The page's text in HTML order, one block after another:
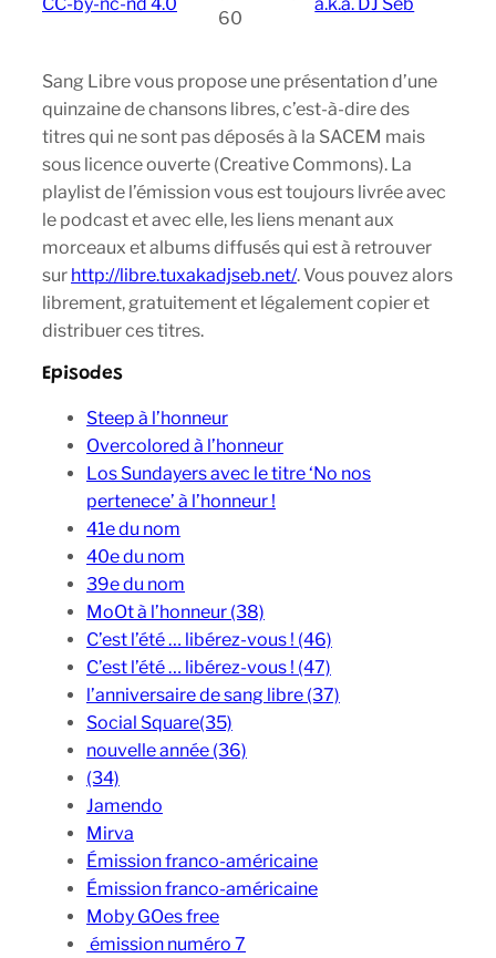
CC-by-nc-nd 4.0
60
a.k.a. DJ Seb
Sang Libre vous propose une présentation d’une
quinzaine de chansons libres, c’est-à-dire des
titres qui ne sont pas déposés à la SACEM mais
sous licence ouverte (Creative Commons). La
playlist de l’émission vous est toujours livrée avec
le podcast et avec elle, les liens menant aux
morceaux et albums diffusés qui est à retrouver
sur http://libre.tuxakadjseb.net/. Vous pouvez alors
librement, gratuitement et légalement copier et
distribuer ces titres.
Episodes
Steep à l’honneur
Overcolored à l’honneur
Los Sundayers avec le titre ‘No nos
pertenece’ à l’honneur !
41e du nom
40e du nom
39e du nom
MoOt à l’honneur (38)
C’est l’été … libérez-vous ! (46)
C’est l’été … libérez-vous ! (47)
l’anniversaire de sang libre (37)
Social Square(35)
nouvelle année (36)
(34)
Jamendo
Mirva
Émission franco-américaine
Émission franco-américaine
Moby GOes free
émission numéro 7